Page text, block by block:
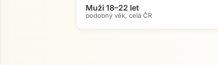
Muži 18–22 let
podobný věk, celá ČR